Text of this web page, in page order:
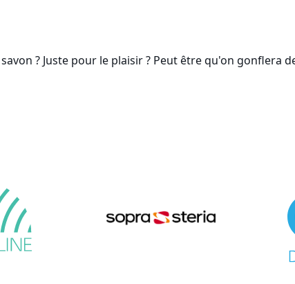
? Juste pour le plaisir ? Peut être qu'on gonflera